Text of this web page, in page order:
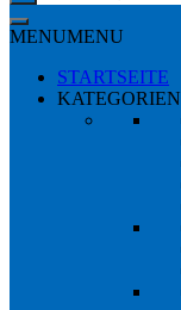
MENUMENU
STARTSEITE
KATEGORIEN